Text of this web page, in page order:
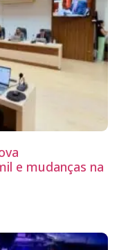
e mudanças na